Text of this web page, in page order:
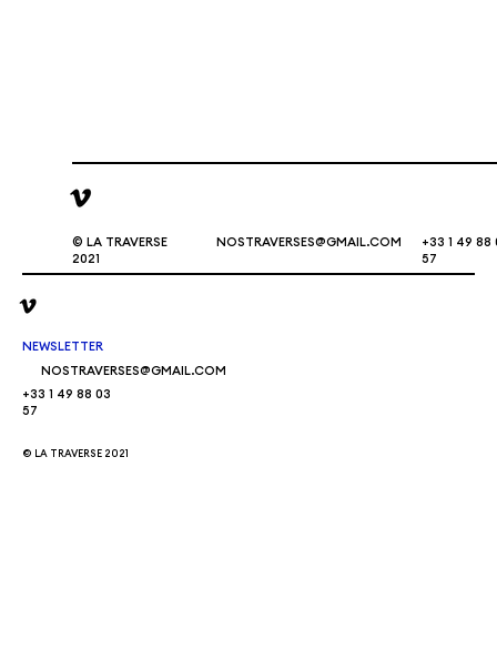
© LA TRAVERSE
2021
NOSTRAVERSES@GMAIL.COM
+33 1 49 88
57
© LA TRAVERSE 2021
NEWSLETTER
NOSTRAVERSES@GMAIL.COM
+33 1 49 88 03
57